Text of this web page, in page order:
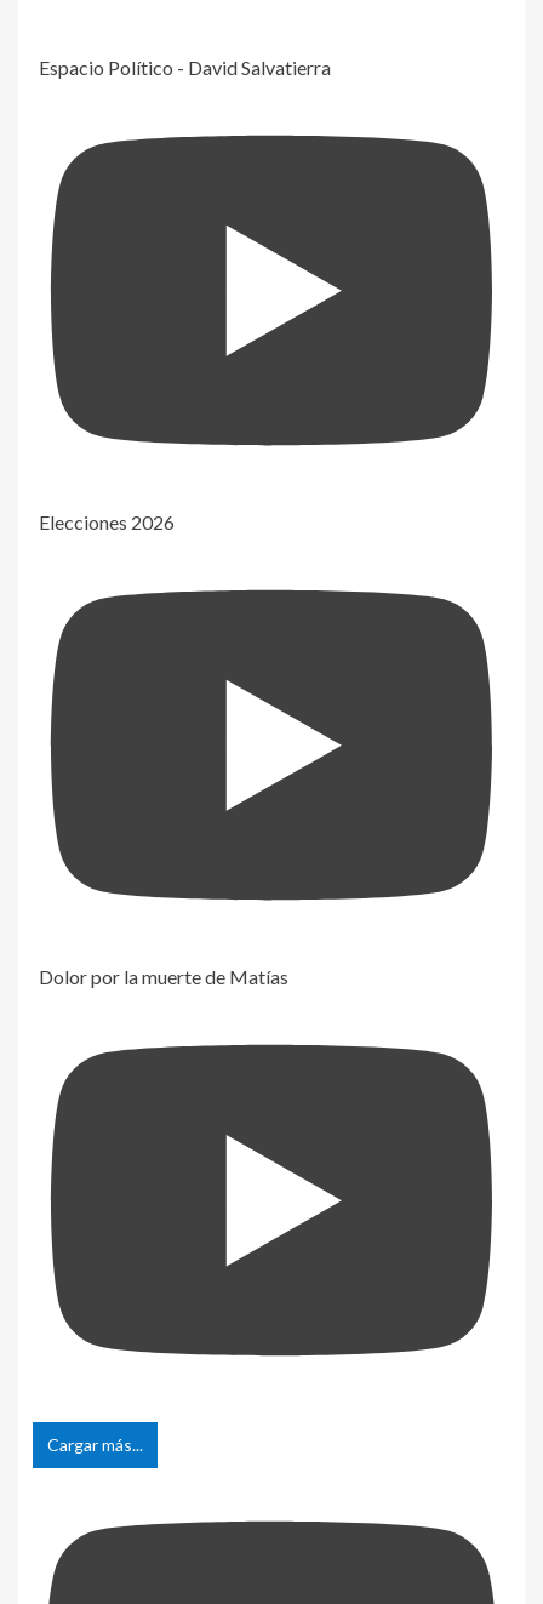
Espacio Político - David Salvatierra
Elecciones 2026
Dolor por la muerte de Matías
Cargar más...